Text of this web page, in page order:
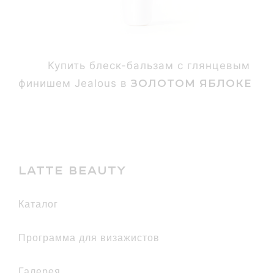
финишем Jealous в ЗОЛОТОМ ЯБЛОКЕ
LATTE BEAUTY
каталог
Программа для визажистов